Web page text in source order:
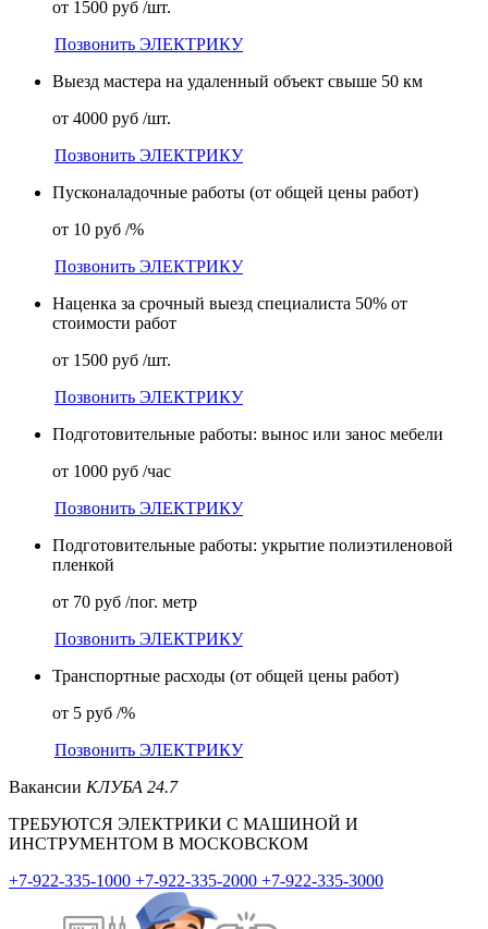
от 1500 руб /шт.
Позвонить ЭЛЕКТРИКУ
Выезд мастера на удаленный объект свыше 50 км
от 4000 руб /шт.
Позвонить ЭЛЕКТРИКУ
Пусконаладочные работы (от общей цены работ)
от 10 руб /%
Позвонить ЭЛЕКТРИКУ
Наценка за срочный выезд специалиста 50% от
стоимости работ
от 1500 руб /шт.
Позвонить ЭЛЕКТРИКУ
Подготовительные работы: вынос или занос мебели
от 1000 руб /час
Позвонить ЭЛЕКТРИКУ
Подготовительные работы: укрытие полиэтиленовой
пленкой
от 70 руб /пог. метр
Позвонить ЭЛЕКТРИКУ
Транспортные расходы (от общей цены работ)
от 5 руб /%
Позвонить ЭЛЕКТРИКУ
Вакансии КЛУБА 24.7
ТРЕБУЮТСЯ ЭЛЕКТРИКИ С МАШИНОЙ И
ИНСТРУМЕНТОМ В МОСКОВСКОМ
+7-922-335-1000 +7-922-335-2000 +7-922-335-3000